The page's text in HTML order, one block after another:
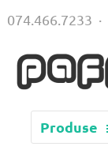
Produse
074.466.7233 ·